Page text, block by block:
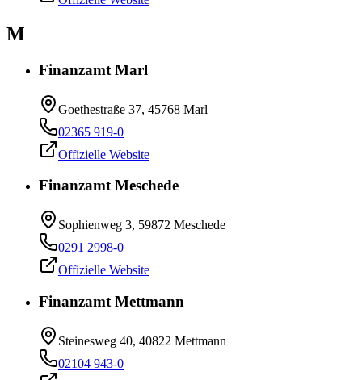
M
Finanzamt Marl
Goethestraße 37, 45768 Marl
02365 919-0
Offizielle Website
Finanzamt Meschede
Sophienweg 3, 59872 Meschede
0291 2998-0
Offizielle Website
Finanzamt Mettmann
Steinesweg 40, 40822 Mettmann
02104 943-0